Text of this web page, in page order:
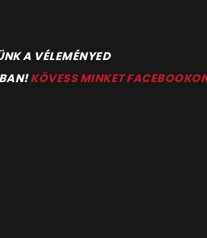
A VÉLEMÉNYED
KÖVESS MINKET